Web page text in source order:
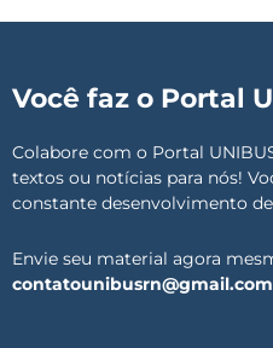
Você faz o Portal
Colabore com o Portal
textos ou notícias para nós!
constante desenvolvimento
Envie seu material agora
contatounibusrn@gmail.com